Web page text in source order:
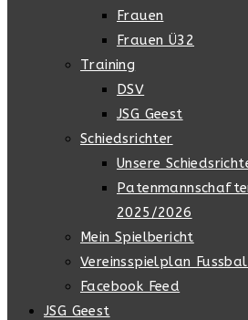
Frauen
Frauen Ü32
Training
DSV
JSG Geest
Schiedsrichter
Unsere
2025/2026
Mein Spielbericht
Vereinsspielplan
Facebook Feed
JSG Geest